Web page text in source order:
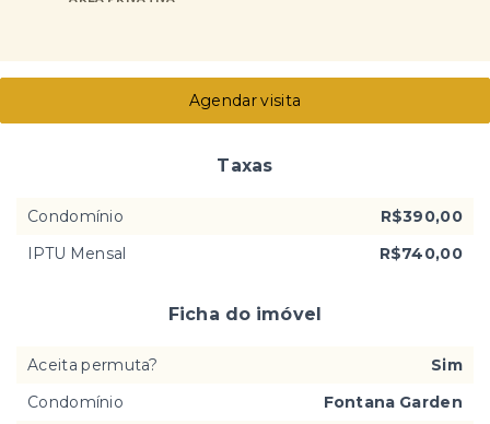
Agendar visita
Taxas
Condomínio
R$390,00
IPTU Mensal
R$740,00
Ficha do imóvel
Aceita permuta?
Sim
Condomínio
Fontana Garden